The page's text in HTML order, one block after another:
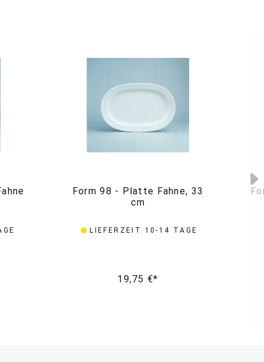
Form 98 - Platte Fahne, 33
cm
LIEFERZEIT 10-14 TAGE
19,75 €*